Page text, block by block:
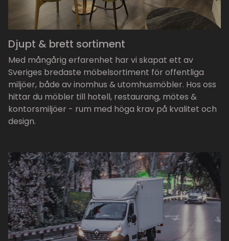
Djupt & brett sortiment
Med mångårig erfarenhet har vi skapat ett av
Sveriges bredaste möbelsortiment för offentliga
miljöer, både av inomhus & utomhusmöbler. Hos oss
hittar du möbler till hotell, restaurang, mötes &
kontorsmiljöer - rum med höga krav på kvalitet och
design.